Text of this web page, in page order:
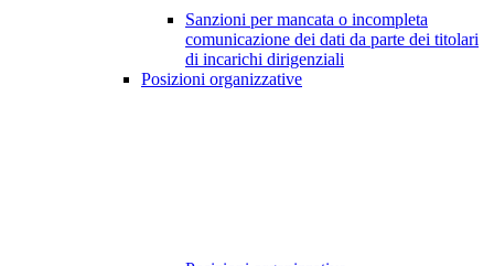
Sanzioni per mancata o incompleta
comunicazione dei dati da parte dei titolari
di incarichi dirigenziali
Posizioni organizzative